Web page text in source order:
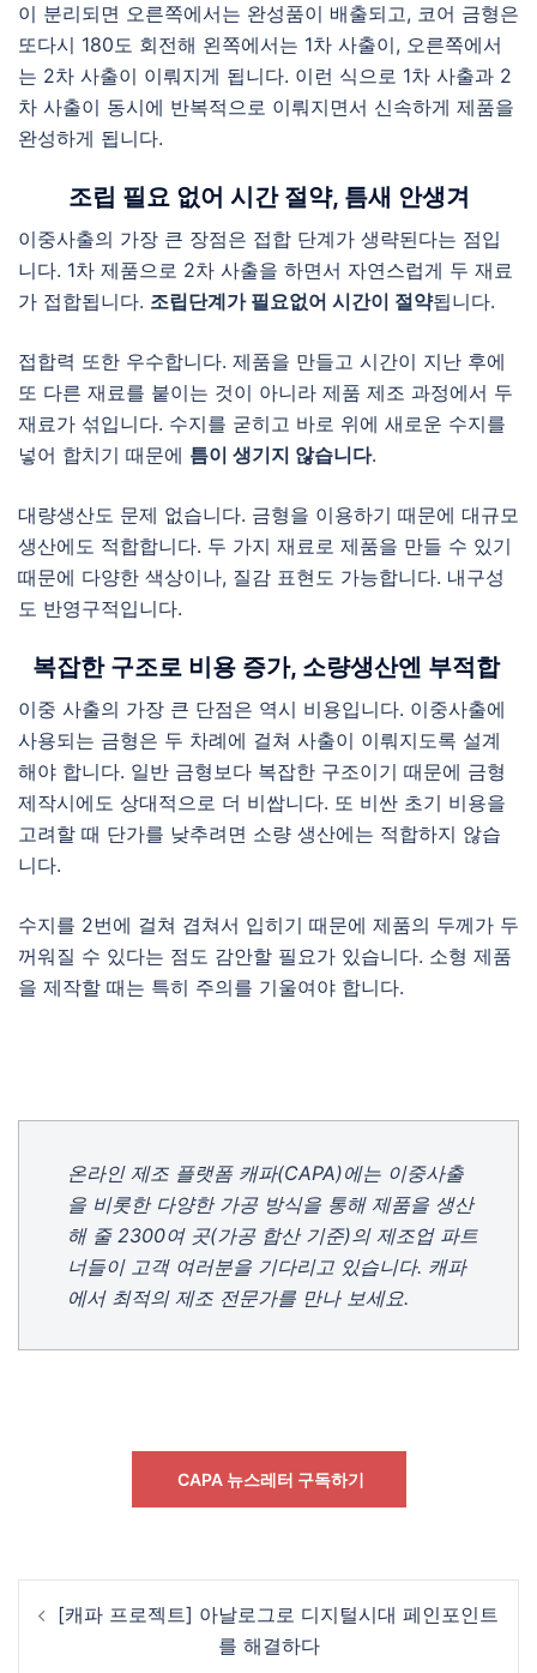
이 분리되면 오른쪽에서는 완성품이 배출되고, 코어 금형은
또다시 180도 회전해 왼쪽에서는 1차 사출이, 오른쪽에서
는 2차 사출이 이뤄지게 됩니다. 이런 식으로 1차 사출과 2
차 사출이 동시에 반복적으로 이뤄지면서 신속하게 제품을
완성하게 됩니다.
조립 필요 없어 시간 절약, 틈새 안생겨
이중사출의 가장 큰 장점은 접합 단계가 생략된다는 점입
니다. 1차 제품으로 2차 사출을 하면서 자연스럽게 두 재료
가 접합됩니다. 조립단계가 필요없어 시간이 절약됩니다.
접합력 또한 우수합니다. 제품을 만들고 시간이 지난 후에
또 다른 재료를 붙이는 것이 아니라 제품 제조 과정에서 두
재료가 섞입니다. 수지를 굳히고 바로 위에 새로운 수지를
넣어 합치기 때문에 틈이 생기지 않습니다.
대량생산도 문제 없습니다. 금형을 이용하기 때문에 대규모
생산에도 적합합니다. 두 가지 재료로 제품을 만들 수 있기
때문에 다양한 색상이나, 질감 표현도 가능합니다. 내구성
도 반영구적입니다.
복잡한 구조로 비용 증가, 소량생산엔 부적합
이중 사출의 가장 큰 단점은 역시 비용입니다. 이중사출에
사용되는 금형은 두 차례에 걸쳐 사출이 이뤄지도록 설계
해야 합니다. 일반 금형보다 복잡한 구조이기 때문에 금형
제작시에도 상대적으로 더 비쌉니다. 또 비싼 초기 비용을
고려할 때 단가를 낮추려면 소량 생산에는 적합하지 않습
니다.
수지를 2번에 걸쳐 겹쳐서 입히기 때문에 제품의 두께가 두
꺼워질 수 있다는 점도 감안할 필요가 있습니다. 소형 제품
을 제작할 때는 특히 주의를 기울여야 합니다.
온라인 제조 플랫폼 캐파(CAPA)에는 이중사출
을 비롯한 다양한 가공 방식을 통해 제품을 생산
해 줄 2300여 곳(가공 합산 기준)의 제조업 파트
너들이 고객 여러분을 기다리고 있습니다. 캐파
에서 최적의 제조 전문가를 만나 보세요.
CAPA 뉴스레터 구독하기
navigation
[캐파 프로젝트] 아날로그로 디지털시대 페인포인트
를 해결하다